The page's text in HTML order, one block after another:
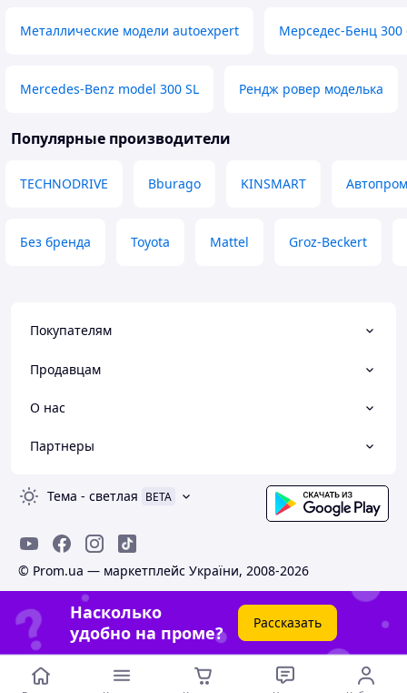
Металлические модели autoexpert Мерседес-Бенц 300
Mercedes-Benz model 300 SL Рендж ровер моделька
Популярные производители
TECHNODRIVE Bburago KINSMART Автопром
Без бренда Toyota Mattel Groz-Beckert
Покупателям
Продавцам
О нас
Партнеры
Тема - светлая BETA
© Prom.ua — маркетплейс України, 2008-2026
Насколько
удобно на проме?
Рассказать